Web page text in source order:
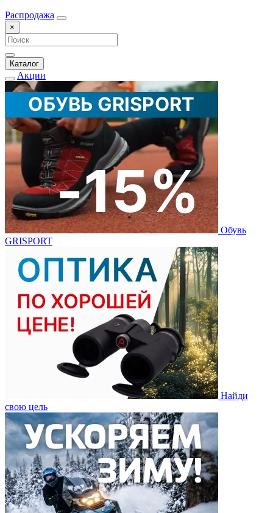
Распродажа
×
Каталог
Акции
Обувь
GRISPORT
Найди
свою цель